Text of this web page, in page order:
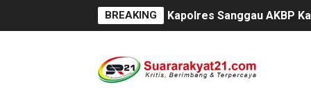
BREAKING Kapolres Sanggau AKBP
Proyek Revitalisasi PAUD